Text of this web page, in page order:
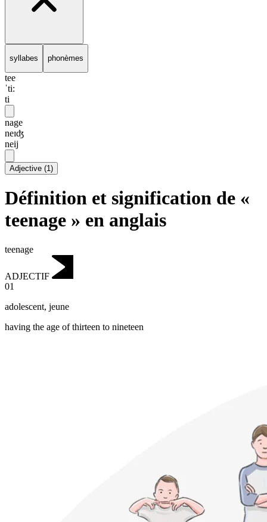
syllabes phonèmes
tee
ˈti:
ti
nage
neɪʤ
neij
Adjective (1)
Définition et signification de «
teenage » en anglais
teenage
ADJECTIF
01
adolescent, jeune
having the age of thirteen to nineteen